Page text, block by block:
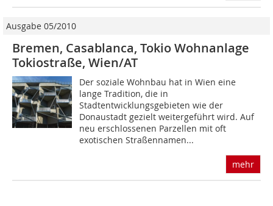
Ausgabe 05/2010
Bremen, Casablanca, Tokio Wohnanlage
Tokio­straße, Wien/AT
Der soziale Wohnbau hat in Wien eine
lange Tradition, die in
Stadtentwicklungsgebieten wie der
Donaustadt gezielt weitergeführt wird. Auf
neu erschlossenen Parzellen mit oft
exotischen Straßennamen...
mehr